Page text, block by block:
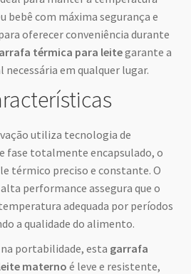
bebê com máxima segurança e
oferecer conveniência durante
térmica para leitegarante a
em qualquer lugar.
utiliza tecnologia de
fase totalmente encapsulado, o
térmico preciso e constante. O
performance assegura que o
adequada por períodos
a qualidade do alimento.
portabilidade, esta garrafa
materno é leve e resistente,